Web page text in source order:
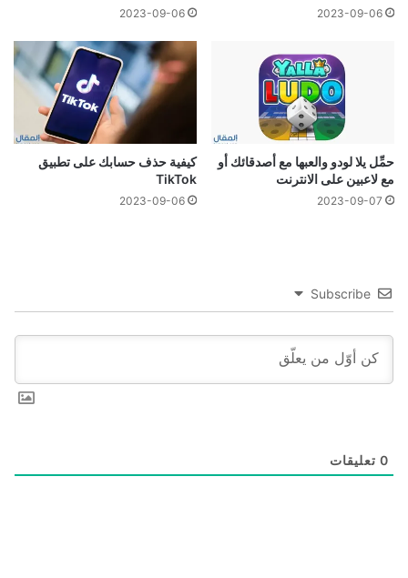
2023-09-06
2023-09-06
حمِّل يلا لودو والعبها مع أصدقائك أو
مع لاعبين على الانترنت
2023-09-07
كيفية حذف حسابك على تطبيق
TikTok
2023-09-06
Subscribe
0 تعليقات